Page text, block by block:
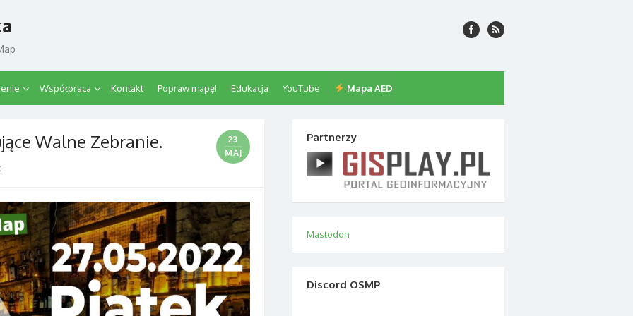
Współpraca Kontakt Popraw mapę! Edukacja YouTube Mapa AED
Walne Zebranie.
23
MAJ
Partnerzy
Mastodon
Discord OSMP